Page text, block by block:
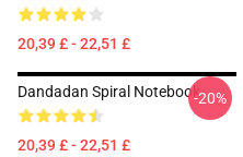
20,39 £ - 22,51 £
Dandadan Spiral Notebook
20,39 £ - 22,51 £
-20%